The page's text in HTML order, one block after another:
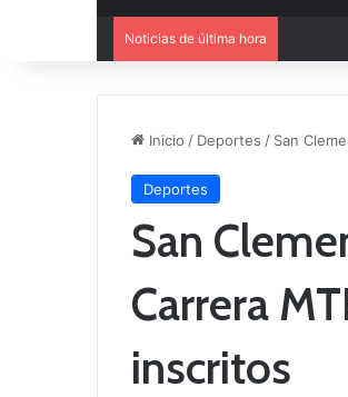
Noticias de última hora
Inicio / Deportes / San
Deportes
San
Carrera
inscritos